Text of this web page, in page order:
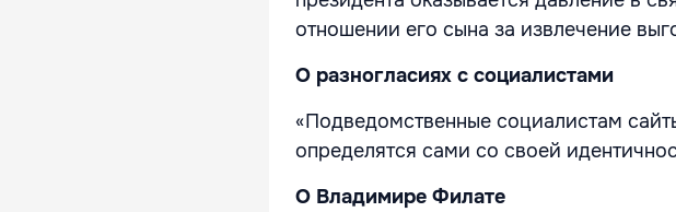
отношении его сына за извлечение
О разногласиях с социалистами
«Подведомственные социалистам
определятся сами со своей
О Владимире Филате